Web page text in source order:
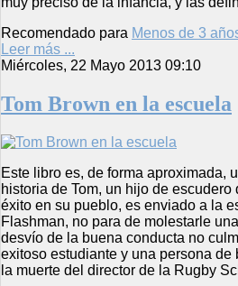
Recomendado para Menos de 3
Leer más ...
Miércoles, 22 Mayo 2013 09:10
Tom Brown en la escuela
Este libro es, de forma aproximada,
historia de Tom, un hijo de
éxito en su pueblo, es enviado a la
Flashman, no para de molestarle
desvío de la buena conducta no
exitoso estudiante y una persona
la muerte del director de la Rugby